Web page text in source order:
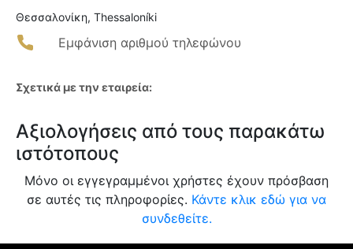
Θεσσαλονίκη, Thessaloníki
Εμφάνιση αριθμού τηλεφώνου
Σχετικά με την εταιρεία:
Αξιολογήσεις από τους παρακάτω
ιστότοπους
Μόνο οι εγγεγραμμένοι χρήστες έχουν πρόσβαση
σε αυτές τις πληροφορίες. Κάντε κλικ εδώ για να
συνδεθείτε.